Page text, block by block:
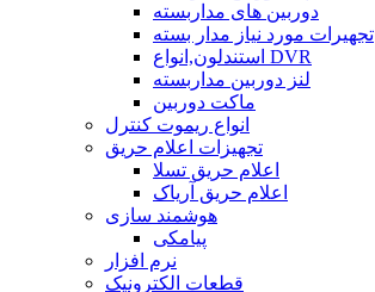
دوربین های مداربسته
تجهیرات مورد نیاز مدار بسته
استندلون,انواع DVR
لنز دوربین مداربسته
ماکت دوربین
انواع ریموت کنترل
تجهیزات اعلام حریق
اعلام حریق تسلا
اعلام حریق آریاک
هوشمند سازی
پیامکی
نرم افزار
قطعات الکترونیک